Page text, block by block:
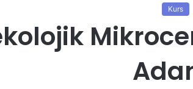
Kurs